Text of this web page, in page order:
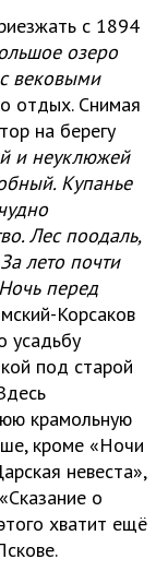
с 1894
озеро
вековыми
отдых. Снимая
на берегу
и неуклюжей
Купанье
Лес поодаль,
лето почти
перед
Корсаков
усадьбу
под старой
крамольную
кроме «Ночи
невеста»,
о
хватит ещё